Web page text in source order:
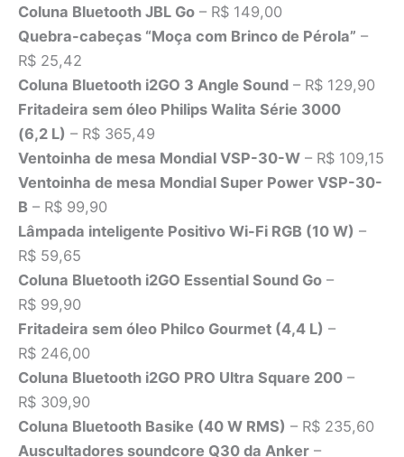
Coluna Bluetooth JBL Go – R$ 149,00
Quebra-cabeças “Moça com Brinco de Pérola” –
R$ 25,42
Coluna Bluetooth i2GO 3 Angle Sound – R$ 129,90
Fritadeira sem óleo Philips Walita Série 3000
(6,2 L) – R$ 365,49
Ventoinha de mesa Mondial VSP-30-W – R$ 109,15
Ventoinha de mesa Mondial Super Power VSP-30-
B – R$ 99,90
Lâmpada inteligente Positivo Wi-Fi RGB (10 W) –
R$ 59,65
Coluna Bluetooth i2GO Essential Sound Go –
R$ 99,90
Fritadeira sem óleo Philco Gourmet (4,4 L) –
R$ 246,00
Coluna Bluetooth i2GO PRO Ultra Square 200 –
R$ 309,90
Coluna Bluetooth Basike (40 W RMS) – R$ 235,60
Auscultadores soundcore Q30 da Anker –